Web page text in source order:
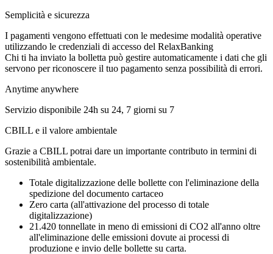
Semplicità e sicurezza
I pagamenti vengono effettuati con le medesime modalità operative
utilizzando le credenziali di accesso del RelaxBanking
Chi ti ha inviato la bolletta può gestire automaticamente i dati che gli
servono per riconoscere il tuo pagamento senza possibilità di errori.
Anytime anywhere
Servizio disponibile 24h su 24, 7 giorni su 7
CBILL e il valore ambientale
Grazie a CBILL potrai dare un importante contributo in termini di
sostenibilità ambientale.
Totale digitalizzazione delle bollette con l'eliminazione della
spedizione del documento cartaceo
Zero carta (all'attivazione del processo di totale
digitalizzazione)
21.420 tonnellate in meno di emissioni di CO2 all'anno oltre
all'eliminazione delle emissioni dovute ai processi di
produzione e invio delle bollette su carta.